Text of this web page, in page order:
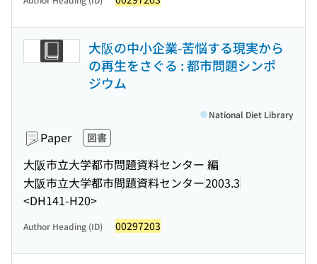
大阪の中小企業-苦悩する現実から
の再生をさぐる : 都市問題シンポ
ジウム
Paper 図書
大阪市立大学都市問題資料センター 編
大阪市立大学都市問題資料センター2003.3
<DH141-H20>
National Diet Library
Author Heading (ID) 00297203